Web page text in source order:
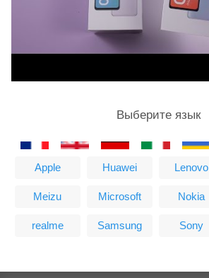
Выберите язык
Apple Huawei Lenovo
Meizu Microsoft Nokia
realme Samsung Sony